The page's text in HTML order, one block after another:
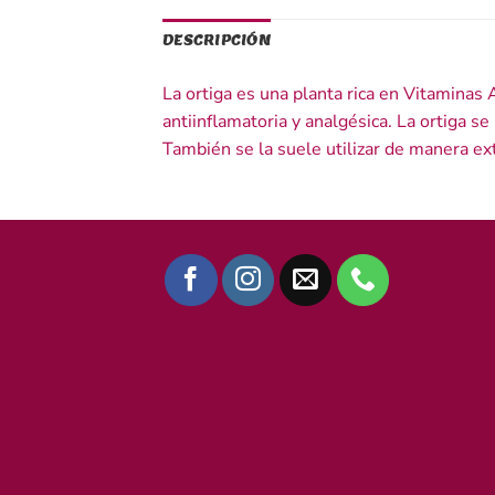
DESCRIPCIÓN
La ortiga es una planta rica en Vitaminas
antiinflamatoria y analgésica. La ortiga
También se la suele utilizar de manera